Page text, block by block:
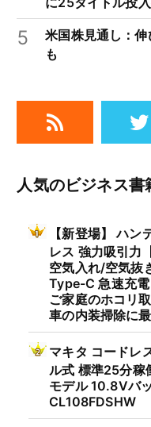
5
米国株見通し：
も
人気のビジネス書
【新登場】 ハン
レス 強力吸引力
空気入れ/空気抜
Type-C 急速充
ご家庭のホコリ
車の内装掃除に
マキタ コードレ
ル式 標準25分
モデル 10.8Vバ
CL108FDSHW